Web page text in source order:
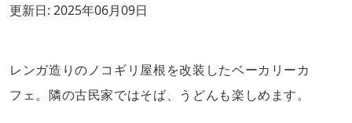
更新日: 2025年06月09日
レンガ造りのノコギリ屋根を改装したベーカリーカ
フェ。隣の古民家ではそば、うどんも楽しめます。